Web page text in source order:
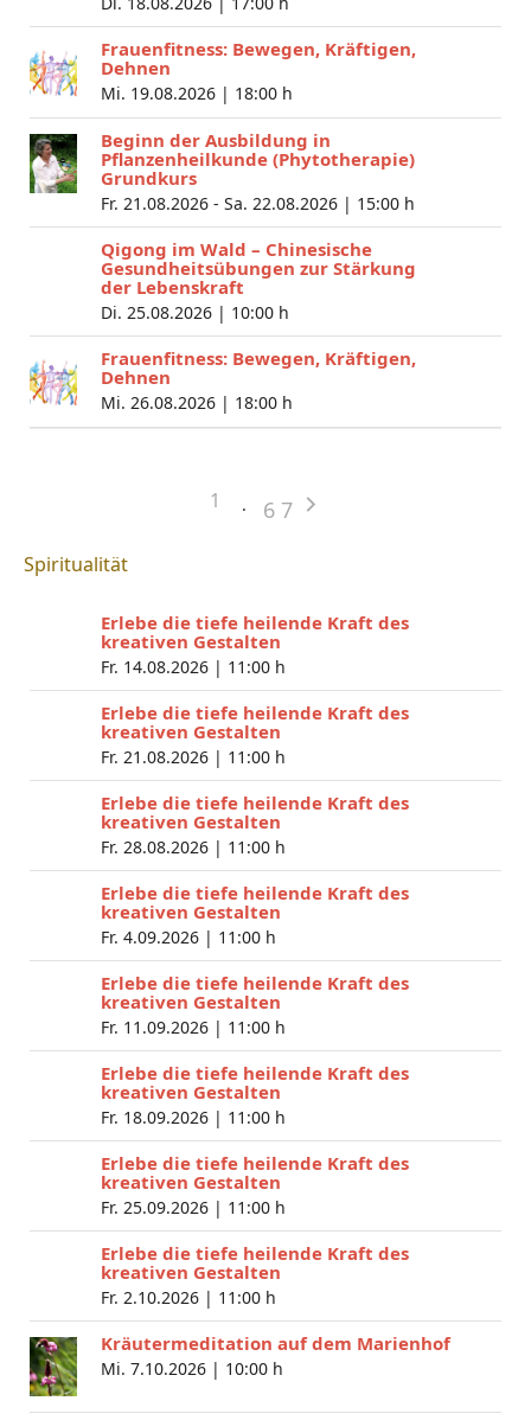
Frauenfitness: Bewegen, Kräftigen,
Dehnen
Mi. 19.08.2026 | 18:00 h
Beginn der Ausbildung in
Pflanzenheilkunde (Phytotherapie)
Grundkurs
Fr. 21.08.2026 - Sa. 22.08.2026 | 15:00 h
Qigong im Wald – Chinesische
Gesundheitsübungen zur Stärkung
der Lebenskraft
Di. 25.08.2026 | 10:00 h
Frauenfitness: Bewegen, Kräftigen,
Dehnen
Mi. 26.08.2026 | 18:00 h
1 6 7
Spiritualität
Erlebe die tiefe heilende Kraft des
kreativen Gestalten
Fr. 14.08.2026 | 11:00 h
Erlebe die tiefe heilende Kraft des
kreativen Gestalten
Fr. 21.08.2026 | 11:00 h
Erlebe die tiefe heilende Kraft des
kreativen Gestalten
Fr. 28.08.2026 | 11:00 h
Erlebe die tiefe heilende Kraft des
kreativen Gestalten
Fr. 4.09.2026 | 11:00 h
Erlebe die tiefe heilende Kraft des
kreativen Gestalten
Fr. 11.09.2026 | 11:00 h
Erlebe die tiefe heilende Kraft des
kreativen Gestalten
Fr. 18.09.2026 | 11:00 h
Erlebe die tiefe heilende Kraft des
kreativen Gestalten
Fr. 25.09.2026 | 11:00 h
Erlebe die tiefe heilende Kraft des
kreativen Gestalten
Fr. 2.10.2026 | 11:00 h
Kräutermeditation auf dem Marienhof
Mi. 7.10.2026 | 10:00 h